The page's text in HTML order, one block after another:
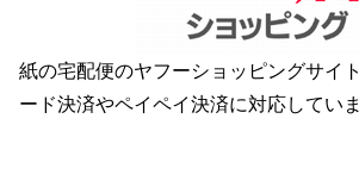
紙の宅配便のヤフーショッピングサイ
ード決済やペイペイ決済に対応していま